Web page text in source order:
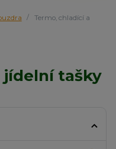
Termo, chladící a
jídelní tašky